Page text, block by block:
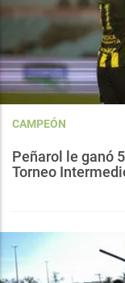
CAMPEÓN
Peñarol le ganó
Torneo